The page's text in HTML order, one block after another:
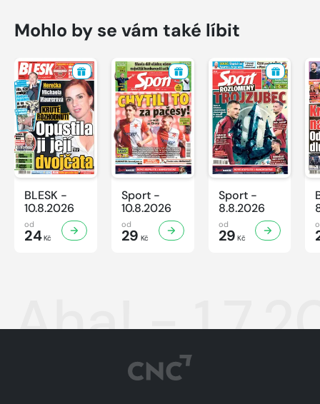
Mohlo by se vám také líbit
BLESK -
10.8.2026
od
24Kč
Sport -
10.8.2026
od
29 Kč
Sport -
8.8.2026
od
29 Kč
Aha! -